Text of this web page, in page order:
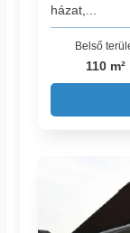
házat,...
Belső
110 m²